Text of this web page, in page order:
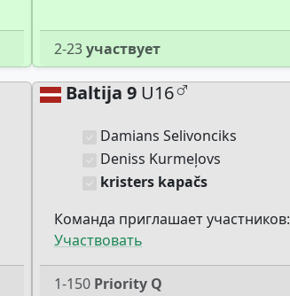
2-23участвует
Baltija 9U16
Damians Selivonciks
Deniss Kurmeļovs
kristers kapačs
Команда приглашает участников:
Участвовать
1-150 Priority Q